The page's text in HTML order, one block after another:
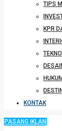
TIPS
KPR
KONTAK
PASANG IKLAN